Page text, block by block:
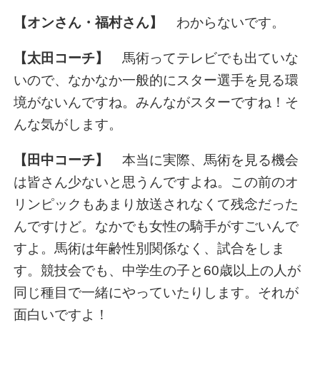
【オンさん・福村さん】 わからないです。
【太田コーチ】
馬術ってテレビでも出ていな
いので、なかなか一般的にスター選手を見る環
境がないんですね。みんながスターですね！そ
んな気がします。
【田中コーチ】
本当に実際、馬術を見る機会
は皆さん少ないと思うんですよね。この前のオ
リンピックもあまり放送されなくて残念だった
んですけど。なかでも女性の騎手がすごいんで
すよ。馬術は年齢性別関係なく、試合をしま
す。競技会でも、中学生の子と60歳以上の人が
同じ種目で一緒にやっていたりします。それが
面白いですよ！